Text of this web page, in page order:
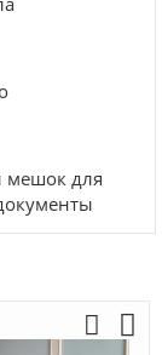
для